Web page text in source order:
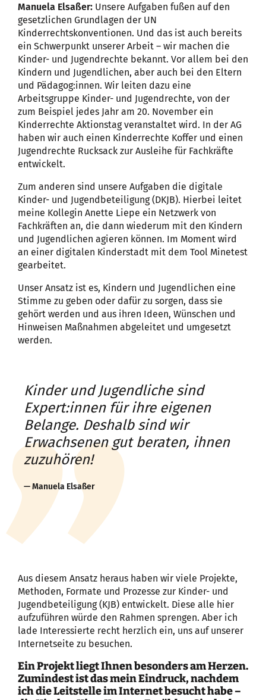
Manuela Elsaßer: Unsere Aufgaben fußen auf den
gesetzlichen Grundlagen der UN
Kinderrechtskonventionen. Und das ist auch bereits
ein Schwerpunkt unserer Arbeit – wir machen die
Kinder- und Jugendrechte bekannt. Vor allem bei den
Kindern und Jugendlichen, aber auch bei den Eltern
und Pädagog:innen. Wir leiten dazu eine
Arbeitsgruppe Kinder- und Jugendrechte, von der
zum Beispiel jedes Jahr am 20. November ein
Kinderrechte Aktionstag veranstaltet wird. In der AG
haben wir auch einen Kinderrechte Koffer und einen
Jugendrechte Rucksack zur Ausleihe für Fachkräfte
entwickelt.
Zum anderen sind unsere Aufgaben die digitale
Kinder- und Jugendbeteiligung (DKJB). Hierbei leitet
meine Kollegin Anette Liepe ein Netzwerk von
Fachkräften an, die dann wiederum mit den Kindern
und Jugendlichen agieren können. Im Moment wird
an einer digitalen Kinderstadt mit dem Tool Minetest
gearbeitet.
Unser Ansatz ist es, Kindern und Jugendlichen eine
Stimme zu geben oder dafür zu sorgen, dass sie
gehört werden und aus ihren Ideen, Wünschen und
Hinweisen Maßnahmen abgeleitet und umgesetzt
werden.
Kinder und Jugendliche sind
Expert:innen für ihre eigenen
Belange. Deshalb sind wir
Erwachsenen gut beraten, ihnen
zuzuhören!
Manuela Elsaßer
Aus diesem Ansatz heraus haben wir viele Projekte,
Methoden, Formate und Prozesse zur Kinder- und
Jugendbeteiligung (KJB) entwickelt. Diese alle hier
aufzuführen würde den Rahmen sprengen. Aber ich
lade Interessierte recht herzlich ein, uns auf unserer
Internetseite zu besuchen.
Ein Projekt liegt Ihnen besonders am Herzen.
Zumindest ist das mein Eindruck, nachdem
ich die Leitstelle im Internet besucht habe –